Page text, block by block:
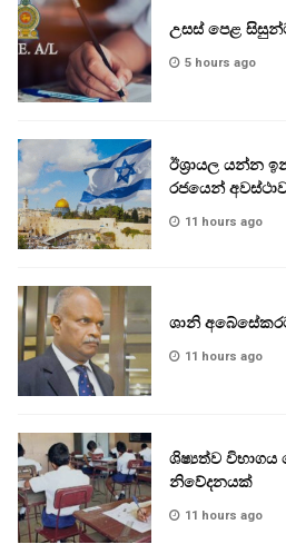
උසස් පෙළ
5 hours ago
ඊශ්‍රායල යන්න
‍රජයෙන්
11 hours ago
ශානි
11 hours ago
ශිෂ්‍යත්ව
නිවේදනයක්
11 hours ago